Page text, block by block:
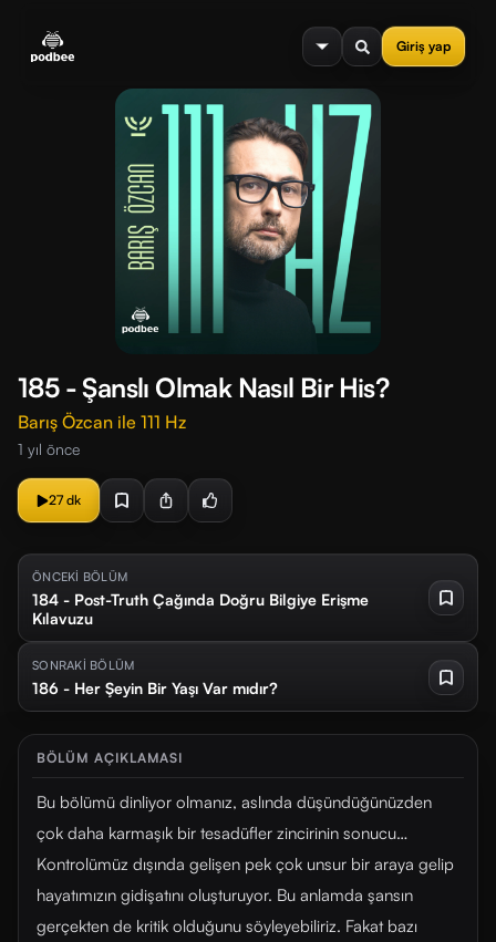
Giriş yap
menu
185 - Şanslı Olmak Nasıl Bir His?
Barış Özcan ile 111 Hz
1 yıl önce
27 dk
ÖNCEKİ BÖLÜM
184 - Post-Truth Çağında Doğru Bilgiye Erişme
Kılavuzu
SONRAKİ BÖLÜM
186 - Her Şeyin Bir Yaşı Var mıdır?
BÖLÜM AÇIKLAMASI
Bu bölümü dinliyor olmanız, aslında düşündüğünüzden
çok daha karmaşık bir tesadüfler zincirinin sonucu…
Kontrolümüz dışında gelişen pek çok unsur bir araya gelip
hayatımızın gidişatını oluşturuyor. Bu anlamda şansın
gerçekten de kritik olduğunu söyleyebiliriz. Fakat bazı